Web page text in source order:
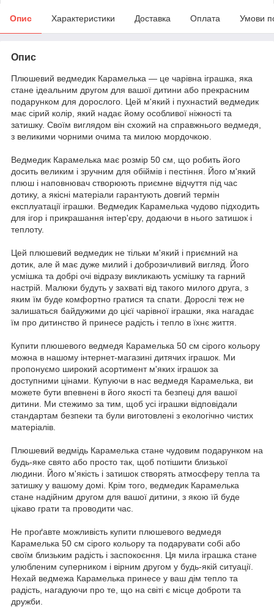
Опис Характеристики Доставка Оплата Умови
Опис
Плюшевий ведмедик Карамелька — це чарівна іграшка, яка
стане ідеальним другом для вашої дитини або прекрасним
подарунком для дорослого. Цей м'який і пухнастий ведмедик
має сірий колір, який надає йому особливої ніжності та
затишку. Своїм виглядом він схожий на справжнього ведмедя,
з великими чорними очима та милою мордочкою.
Ведмедик Карамелька має розмір 50 см, що робить його
досить великим і зручним для обіймів і пестіння. Його м'який
плюш і наповнювач створюють приємне відчуття під час
дотику, а якісні матеріали гарантують довгий термін
експлуатації іграшки. Ведмедик Карамелька чудово підходить
для ігор і прикрашання інтер'єру, додаючи в нього затишок і
теплоту.
Цей плюшевий ведмедик не тільки м'який і приємний на
дотик, але й має дуже милий і доброзичливий вигляд. Його
усмішка та добрі очі відразу викликають усмішку та гарний
настрій. Малюки будуть у захваті від такого милого друга, з
яким їм буде комфортно гратися та спати. Дорослі теж не
залишаться байдужими до цієї чарівної іграшки, яка нагадає
їм про дитинство й принесе радість і тепло в їхнє життя.
Купити плюшевого ведмедя Карамелька 50 см сірого кольору
можна в нашому інтернет-магазині дитячих іграшок. Ми
пропонуємо широкий асортимент м'яких іграшок за
доступними цінами. Купуючи в нас ведмедя Карамелька, ви
можете бути впевнені в його якості та безпеці для вашої
дитини. Ми стежимо за тим, щоб усі іграшки відповідали
стандартам безпеки та були виготовлені з екологічно чистих
матеріалів.
Плюшевий ведмідь Карамелька стане чудовим подарунком на
будь-яке свято або просто так, щоб потішити близької
людини. Його м'якість і затишок створять атмосферу тепла та
затишку у вашому домі. Крім того, ведмедик Карамелька
стане надійним другом для вашої дитини, з якою їй буде
цікаво грати та проводити час.
Не проґавте можливість купити плюшевого ведмедя
Карамелька 50 см сірого кольору та подарувати собі або
своїм близьким радість і заспокоєння. Ця мила іграшка стане
улюбленим суперником і вірним другом у будь-якій ситуації.
Нехай ведмежа Карамелька принесе у ваш дім тепло та
радість, нагадуючи про те, що на світі є місце доброти та
дружби.